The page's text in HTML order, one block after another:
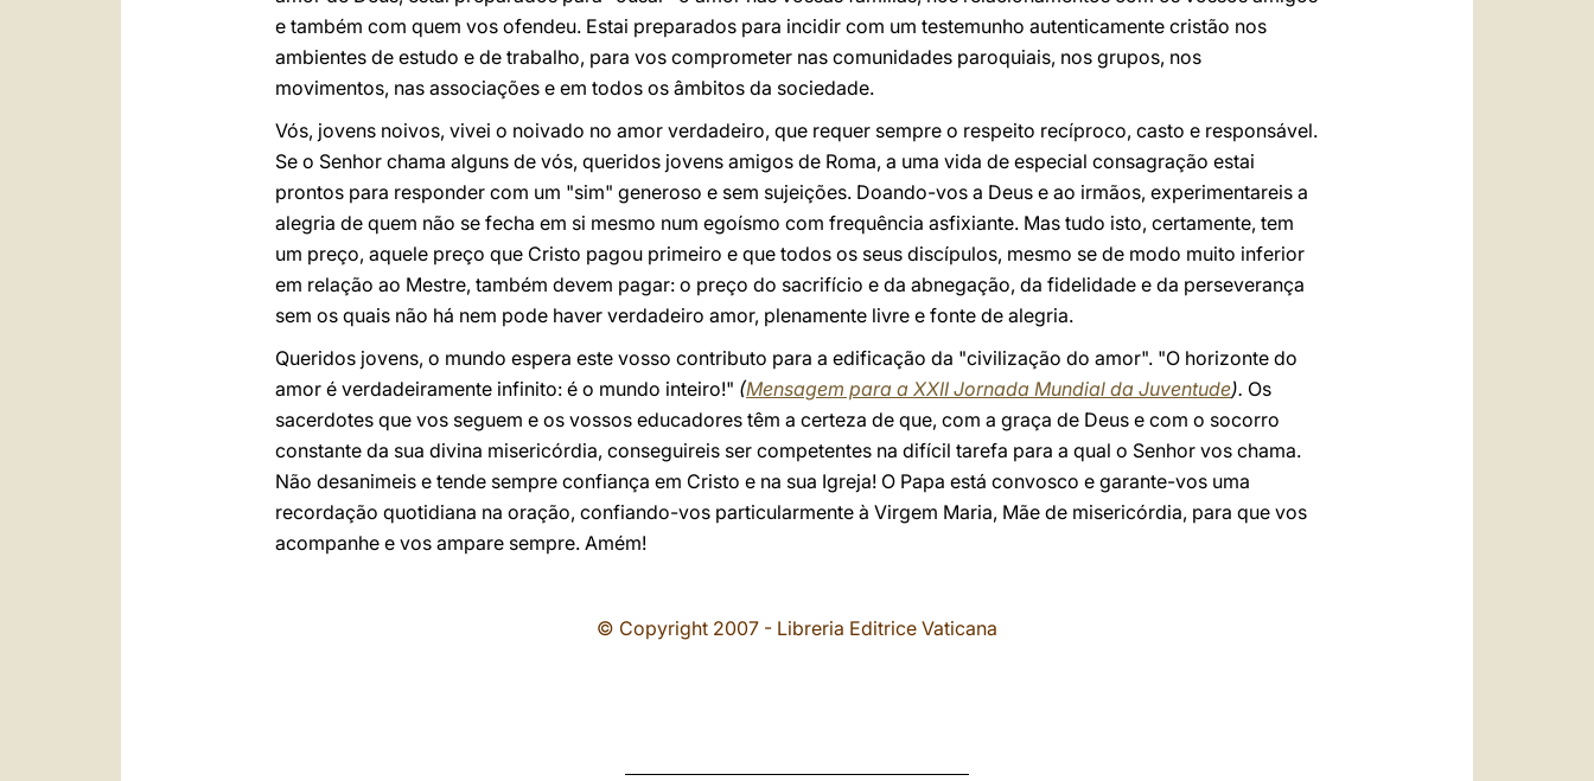
e também com quem vos ofendeu. Estai preparados para incidir com um testemunho autenticamente cristão nos
ambientes de estudo e de trabalho, para vos comprometer nas comunidades paroquiais, nos grupos, nos
movimentos, nas associações e em todos os âmbitos da sociedade.
Vós, jovens noivos, vivei o noivado no amor verdadeiro, que requer sempre o respeito recíproco, casto e responsável.
Se o Senhor chama alguns de vós, queridos jovens amigos de Roma, a uma vida de especial consagração estai
prontos para responder com um "sim" generoso e sem sujeições. Doando-vos a Deus e ao irmãos, experimentareis a
alegria de quem não se fecha em si mesmo num egoísmo com frequência asfixiante. Mas tudo isto, certamente, tem
um preço, aquele preço que Cristo pagou primeiro e que todos os seus discípulos, mesmo se de modo muito inferior
em relação ao Mestre, também devem pagar: o preço do sacrifício e da abnegação, da fidelidade e da perseverança
sem os quais não há nem pode haver verdadeiro amor, plenamente livre e fonte de alegria.
Queridos jovens, o mundo espera este vosso contributo para a edificação da "civilização do amor". "O horizonte do
amor é verdadeiramente infinito: é o mundo inteiro!" (Mensagem para a XXII Jornada Mundial da Juventude). Os
sacerdotes que vos seguem e os vossos educadores têm a certeza de que, com a graça de Deus e com o socorro
constante da sua divina misericórdia, conseguireis ser competentes na difícil tarefa para a qual o Senhor vos chama.
Não desanimeis e tende sempre confiança em Cristo e na sua Igreja! O Papa está convosco e garante-vos uma
recordação quotidiana na oração, confiando-vos particularmente à Virgem Maria, Mãe de misericórdia, para que vos
acompanhe e vos ampare sempre. Amém!
© Copyright 2007 - Libreria Editrice Vaticana